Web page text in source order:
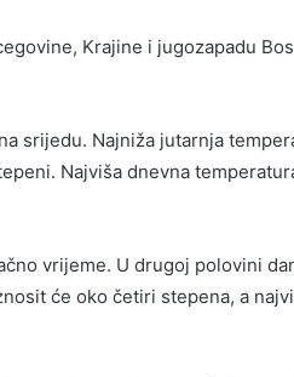
Krajine i jugozapadu
srijedu. Najniža jutarnja
Najviša dnevna
vrijeme. U drugoj polovini
će oko četiri stepena, a